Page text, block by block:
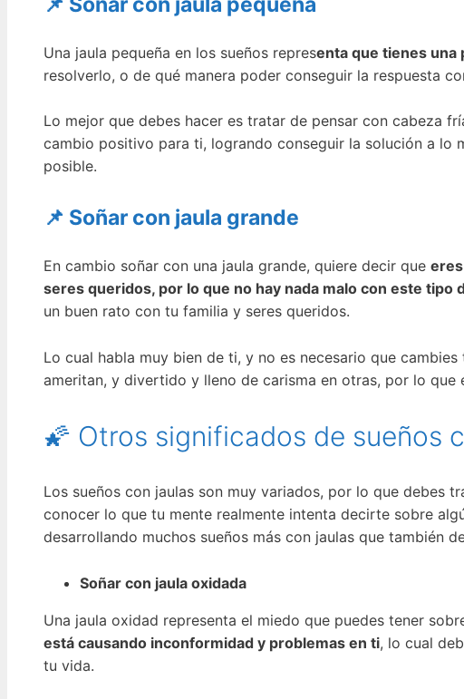
Una jaula pequeña en los sueños representa que tienes una
resolverlo, o de qué manera poder conseguir la respuesta
Lo mejor que debes hacer es tratar de pensar con cabeza
cambio positivo para ti, logrando conseguir la solución a lo
posible.
📌 Soñar con jaula grande
En cambio soñar con una jaula grande, quiere decir que
seres queridos, por lo que no hay nada malo con este tipo
un buen rato con tu familia y seres queridos.
Lo cual habla muy bien de ti, y no es necesario que
ameritan, y divertido y lleno de carisma en otras, por lo que
🌠 Otros significados de sueños
Los sueños con jaulas son muy variados, por lo que debes
conocer lo que tu mente realmente intenta decirte sobre
desarrollando muchos sueños más con jaulas que también
Soñar con jaula oxidada
Una jaula oxidad representa el miedo que puedes tener
está causando inconformidad y problemas en ti, lo cual
tu vida.